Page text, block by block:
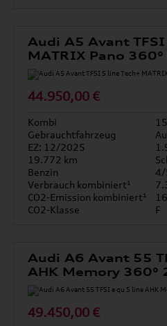
Audi A5 Avant TFSI
MATRIX Pano 360°
44.950,00 €
Kombi
Gebrauchtfahrzeug
EZ: 12/2025
19.772 km
Benzin
4/
Verbrauch kombiniert¹
CO2-Emission kombiniert¹
CO2-Klasse
F
Audi A6 Avant 55
AHK Memory 360°
49.450,00 €